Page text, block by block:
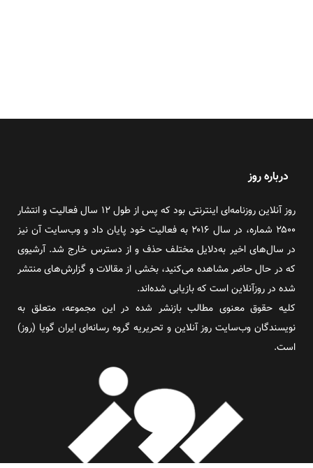
درباره روز
روز آنلاین روزنامه‌ای اینترنتی بود که پس از طول ۱۲ سال فعالیت و انتشار
۲۵۰۰ شماره، در سال ۲۰۱۶ به فعالیت خود پایان داد و وب‌سایت آن نیز
در سال‌های اخیر به‌دلایل مختلف حذف و از دسترس خارج شد. آرشیوی
که در حال حاضر مشاهده می‌کنید، بخشی از مقالات و گزارش‌های منتشر
شده در روزآنلاین است که بازیابی شده‌اند.
کلیه حقوق معنوی مطالب بازنشر شده در این مجموعه، متعلق به
نویسندگان وب‌سایت روز آنلاین و تحریریه گروه رسانه‌ای ایران گویا (روز)
است.